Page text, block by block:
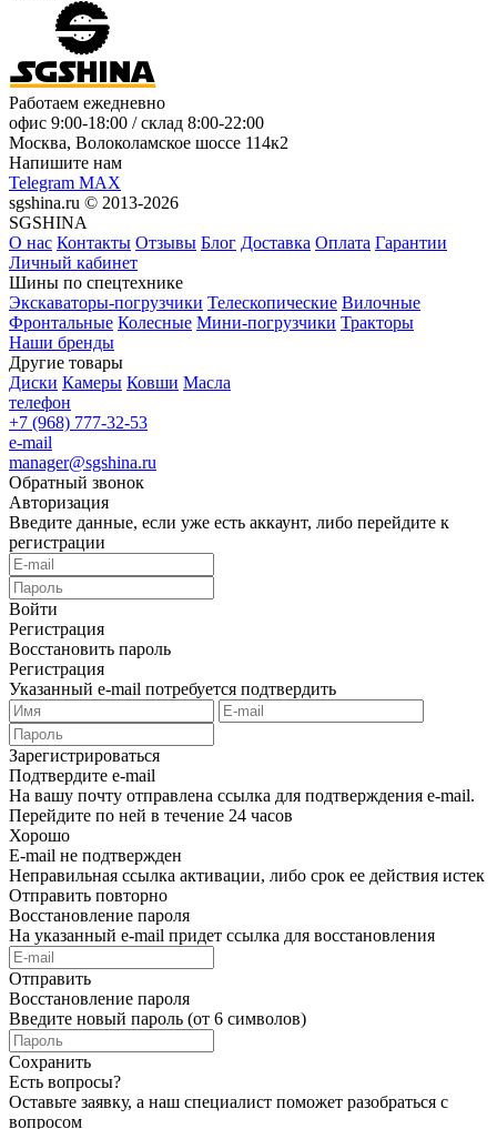
Работаем ежедневно
офис 9:00-18:00 / склад 8:00-22:00
Москва, Волоколамское шоссе 114к2
Напишите нам
Telegram MAX
sgshina.ru © 2013-2026
SGSHINA
О нас Контакты Отзывы Блог Доставка Оплата Гарантии
Личный кабинет
Шины по спецтехнике
Экскаваторы-погрузчики Телескопические Вилочные
Фронтальные Колесные Мини-погрузчики Тракторы
Наши бренды
Другие товары
Диски Камеры Ковши Масла
телефон
+7 (968) 777-32-53
e-mail
manager@sgshina.ru
Обратный звонок
Авторизация
Введите данные, если уже есть аккаунт, либо перейдите к
регистрации
Войти
Регистрация
Восстановить пароль
Регистрация
Указанный e-mail потребуется подтвердить
Зарегистрироваться
Подтвердите e-mail
На вашу почту отправлена ссылка для подтверждения e-mail.
Перейдите по ней в течение 24 часов
Хорошо
E-mail не подтвержден
Неправильная ссылка активации, либо срок ее действия истек
Отправить повторно
Восстановление пароля
На указанный e-mail придет ссылка для восстановления
Отправить
Восстановление пароля
Введите новый пароль (от 6 символов)
Сохранить
Есть вопросы?
Оставьте заявку, а наш специалист поможет разобраться с
вопросом